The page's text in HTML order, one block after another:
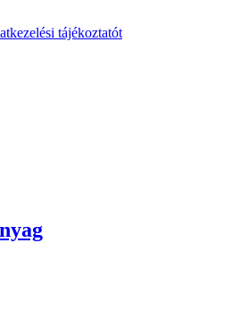
tájékoztatót